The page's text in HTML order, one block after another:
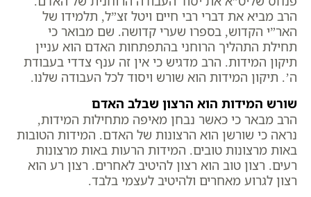
הרב מביא את דברי רבי חיים ויטל זצ”ל, תלמידו של
האר”י הקדוש, בספרו שערי קדושה. שם מבואר כי
תחילת התהליך הרוחני בהתפתחות האדם הוא עניין
תיקון המידות. הרב מדגיש כי אין זה ענף צדדי בעבודת
ה’. תיקון המידות הוא שורש ויסוד לכל העבודה שלנו.
שורש המידות הוא הרצון שבלב האדם
הרב מבאר כי כאשר נבחן מאיפה מתחילות המידות,
נראה כי שורשן הוא הרצונות של האדם. המידות הטובות
באות מרצונות טובים. המידות הרעות באות מרצונות
רעים. רצון טוב הוא רצון להיטיב לאחרים. רצון רע הוא
רצון לגרוע מאחרים ולהיטיב לעצמי בלבד.